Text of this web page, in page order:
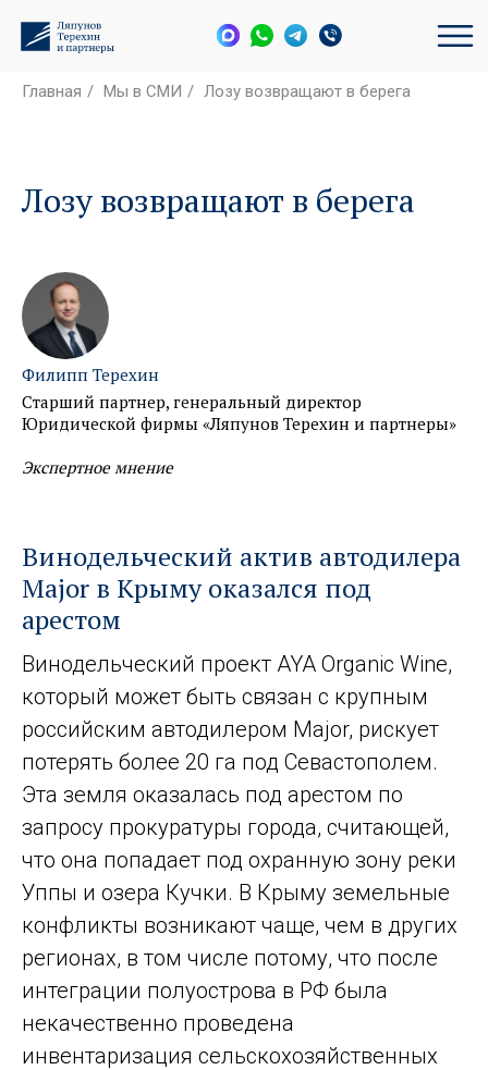
Главная / Мы в СМИ / Лозу возвращают в берега
Лозу возвращают в берега
Филипп Терехин
Старший партнер, генеральный директор
Юридической фирмы «Ляпунов Терехин и партнеры»
Экспертное мнение
Винодельческий актив автодилера
Major в Крыму оказался под
арестом
Винодельческий проект AYA Organic Wine,
который может быть связан с крупным
российским автодилером Major, рискует
потерять более 20 га под Севастополем.
Эта земля оказалась под арестом по
запросу прокуратуры города, считающей,
что она попадает под охранную зону реки
Уппы и озера Кучки. В Крыму земельные
конфликты возникают чаще, чем в других
регионах, в том числе потому, что после
интеграции полуострова в РФ была
некачественно проведена
инвентаризация сельскохозяйственных